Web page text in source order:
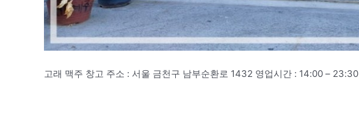
고래 맥주 창고 주소 : 서울 금천구 남부순환로 1432 영업시간 : 14:00 – 23:30